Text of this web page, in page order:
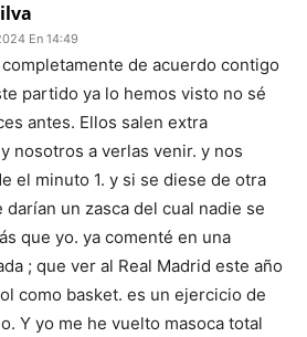
En 14:49
de acuerdo contigo
partido ya lo hemos visto no sé
antes. Ellos salen extra
nosotros a verlas venir. y nos
el minuto 1. y si se diese de otra
darían un zasca del cual nadie se
que yo. ya comenté en una
; que ver al Real Madrid este año
como basket. es un ejercicio de
Y yo me he vuelto masoca total